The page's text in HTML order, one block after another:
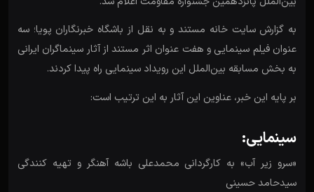
به گزارش سایت خانه مستند و به نقل از باشگاه خبرنگاران پویا؛ سه
عنوان فیلم سینمایی و هفت عنوان اثر مستند از آثار سینماگران ایرانی
به بخش مسابقه بین‌الملل این رویداد سینمایی راه پیدا کردند.
بر پایه این خبر، عناوین این آثار به این ترتیب است:
سینمایی:
«سرو زیر آب» به کارگردانی محمدعلی باشه آهنگر و تهیه کنندگی
سیدحامد حسینی